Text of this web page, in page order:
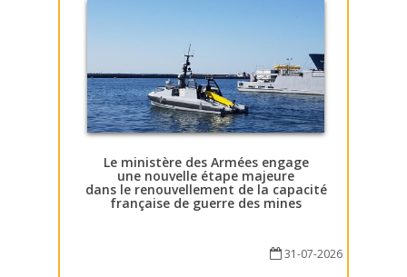
Le ministère des Armées engage
une nouvelle étape majeure
dans le renouvellement de la capacité
française de guerre des mines
31-07-2026